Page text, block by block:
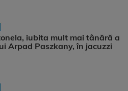
iubita mult mai tânără a
Arpad Paszkany, în jacuzzi